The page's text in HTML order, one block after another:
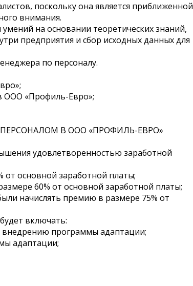
поскольку она является приближенной
внимания.
на основании теоретических знаний,
предприятия и сбор исходных данных для
по персоналу.
ООО «Профиль-Евро»;
В ООО «ПРОФИЛЬ-ЕВРО»
удовлетворенностью заработной
основной заработной платы;
60% от основной заработной платы;
начислять премию в размере 75% от
включать:
внедрению программы адаптации;
адаптации;